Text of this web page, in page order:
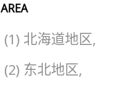
AREA
(1) 北海道地区,
(2) 东北地区,